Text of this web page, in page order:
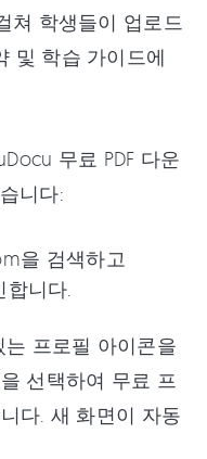
쳐 학생들이 업로드
및 학습 가이드에
무료 PDF 다운
니다:
을 검색하고
니다.
프로필 아이콘을
선택하여 무료 프
다. 새 화면이 자동